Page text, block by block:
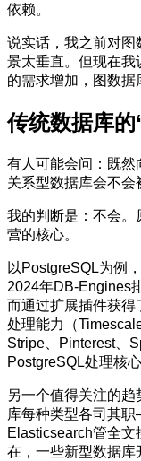
依赖。
说实话，我之前对图
景太垂直。但现在我
的需求增加，图数据
传统数据库的
有人可能会问：既然
关系型数据库会不会
我的判断是：不会
营的核心。
以PostgreSQL为例
2024年DB-Engines
而通过扩展插件获得
处理能力（
Stripe、Pinterest、
PostgreSQL处理核
另一个值得关注的趋
库每种类型各司其
Elasticsearch管全
在，一些新型数据库